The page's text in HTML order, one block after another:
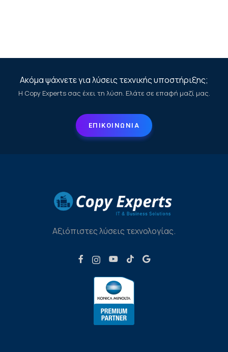
Ακόμα ψάχνετε για λύσεις τεχνικής υποστήριξης;
Η Copy Experts σας έχει τη λύση. Ελάτε σε επαφή μαζί μας.
ΕΠΙΚΟΙΝΩΝΙΑ
Αξιόπιστες λύσεις τεχνολογίας.